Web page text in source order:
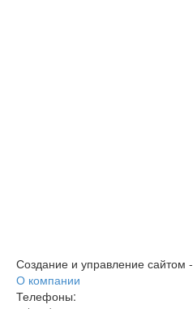
Создание и управление сайтом -
О компании
Телефоны: